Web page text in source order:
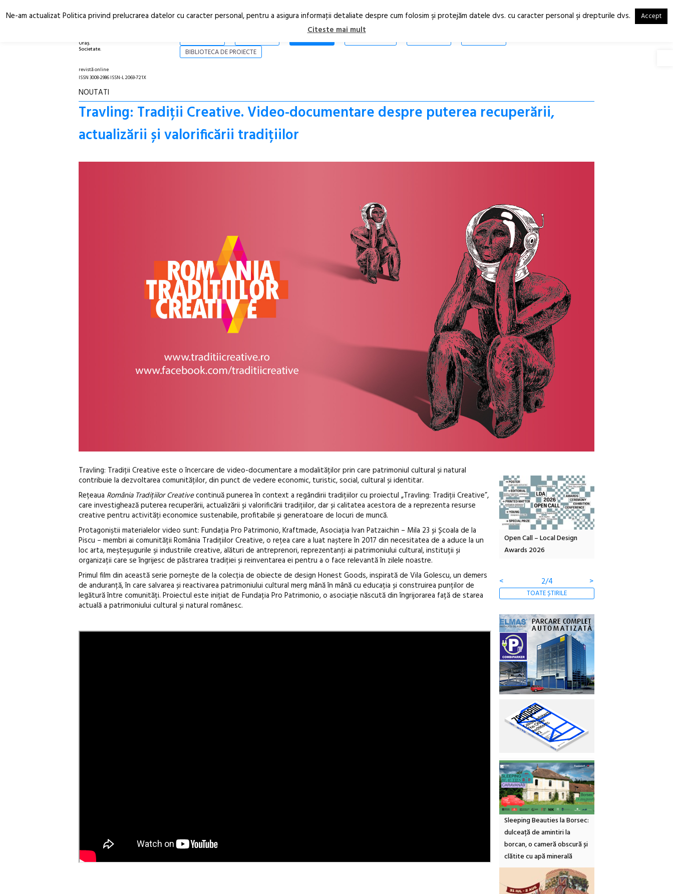
Oraș.
Societate.
RO
EN
STIRI
BIBLIOTECA DE PROIECTE
revistă online
ISSN 3008-2986 ISSN-L 2069-721X
NOUTATI
Travling: Tradiții Creative. Video-documentare despre puterea recuperării,
actualizării și valorificării tradițiilor
Travling: Tradiții Creative este o încercare de video-documentare a modalităților prin care patrimoniul cultural și natural
contribuie la dezvoltarea comunităților, din punct de vedere economic, turistic, social, cultural și identitar.
Rețeaua România Tradițiilor Creativecontinuă punerea în context a regândirii tradițiilor cu proiectul „Travling: Tradiții Creative”,
care investighează puterea recuperării, actualizării și valorificării tradițiilor, dar și calitatea acestora de a reprezenta resurse
creative pentru activități economice sustenabile, profitabile și generatoare de locuri de muncă.
Protagoniștii materialelor video sunt: Fundația Pro Patrimonio, Kraftmade, Asociația Ivan Patzaichin – Mila 23 și Școala de la
Piscu – membri ai comunității România Tradițiilor Creative, o rețea care a luat naștere în 2017 din necesitatea de a aduce la un
loc arta, meşteşugurile şi industriile creative, alături de antreprenori, reprezentanţi ai patrimoniului cultural, instituții și
organizații care se îngrijesc de păstrarea tradiției și reinventarea ei pentru a o face relevantă în zilele noastre.
Primul film din această serie pornește de la colecția de obiecte de design Honest Goods, inspirată de Vila Golescu, un demers
de anduranță, în care salvarea și reactivarea patrimoniului cultural merg mână în mână cu educația și construirea punților de
legătură între comunități. Proiectul este inițiat de Fundația Pro Patrimonio, o asociație născută din îngrijorarea față de starea
actuală a patrimoniului cultural și natural românesc.
Open Call – Local Design
Awards 2026
Anuala de artă urbană
Artown NOW #5:
<
3/4 >
TOATE ȘTIRILE
Sleeping Beauties la Borsec:
dulceață de amintiri la
borcan, o cameră obscură și
clătite cu apă minerală
Ne-am actualizat Politica privind prelucrarea datelor cu caracter personal, pentru a asigura informaţii detaliate despre cum folosim şi protejăm datele dvs. cu caracter personal şi drepturile dvs. Accept
Citeste mai mult